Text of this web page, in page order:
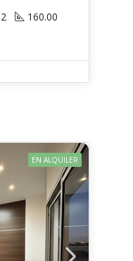
2 160.00
EN ALQUILER